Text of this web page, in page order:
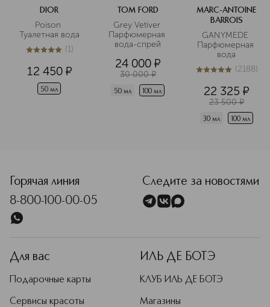
DIOR
Poison
Туалетная вода
5из 51 (1)
12 450 ¤
50 мл
TOM FORD
Grey Vetiver
Парфюмерная
вода-спрей
24 000 ¤
30 000 ¤
50 мл 100 мл
MARC-ANTOINE
BARROIS
GANYMEDE
Парфюмерная
вода
5из 52188 (2188)
22 325 ¤
23 500 ¤
30 мл 100 мл
Горячая линия
8-800-100-00-05
Следите за новостями
Для вас
Подарочные карты
Сервисы красоты
ИЛЬ ДЕ БОТЭ
КЛУБ ИЛЬ ДЕ БОТЭ
Магазины